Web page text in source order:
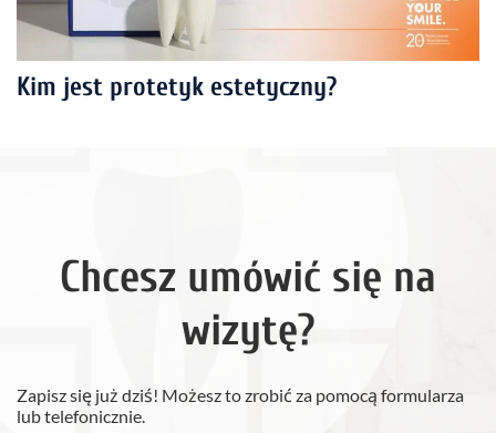
Kim jest protetyk estetyczny?
Chcesz umówić się na
wizytę?
Zapisz się już dziś! Możesz to zrobić za pomocą formularza
lub telefonicznie.